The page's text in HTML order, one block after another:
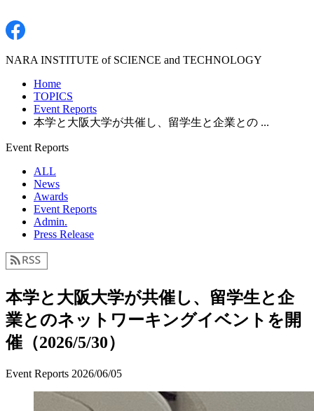
NARA INSTITUTE of SCIENCE and TECHNOLOGY
Home
TOPICS
Event Reports
本学と大阪大学が共催し、留学生と企業との ...
Event Reports
ALL
News
Awards
Event Reports
Admin.
Press Release
本学と大阪大学が共催し、留学生と企
業とのネットワーキングイベントを開
催（2026/5/30）
Event Reports 2026/06/05